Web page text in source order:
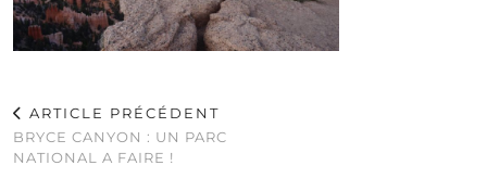
ARTICLE PRÉCÉDENT
BRYCE CANYON : UN PARC
NATIONAL A FAIRE !